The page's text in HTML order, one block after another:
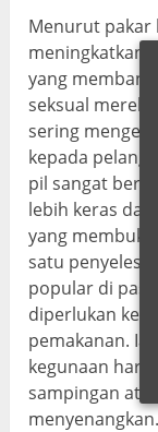
Menurut pakar
meningkatkan
yang
seksual
sering
kepada
pil sangat
lebih keras dan
yang
satu
popular di
diperlukan
pemakanan.
kegunaan
sampingan
menyenangkan.